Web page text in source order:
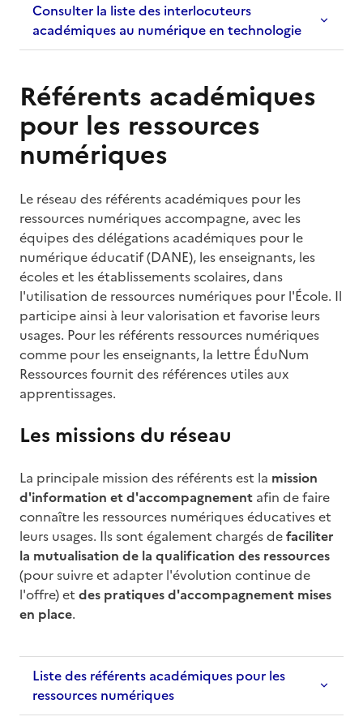
Consulter la liste des interlocuteurs
académiques au numérique en technologie
Référents académiques
pour les ressources
numériques
Le réseau des référents académiques pour les
ressources numériques accompagne, avec les
équipes des délégations académiques pour le
numérique éducatif (DANE), les enseignants, les
écoles et les établissements scolaires, dans
l'utilisation de ressources numériques pour l'École. Il
participe ainsi à leur valorisation et favorise leurs
usages. Pour les référents ressources numériques
comme pour les enseignants, la lettre ÉduNum
Ressources fournit des références utiles aux
apprentissages.
Les missions du réseau
La principale mission des référents est la mission
d'information et d'accompagnement afin de faire
connaître les ressources numériques éducatives et
leurs usages. Ils sont également chargés defaciliter
la mutualisation de la qualification des ressources
(pour suivre et adapter l'évolution continue de
l'offre) et des pratiques d'accompagnement mises
en place.
Liste des référents académiques pour les
ressources numériques